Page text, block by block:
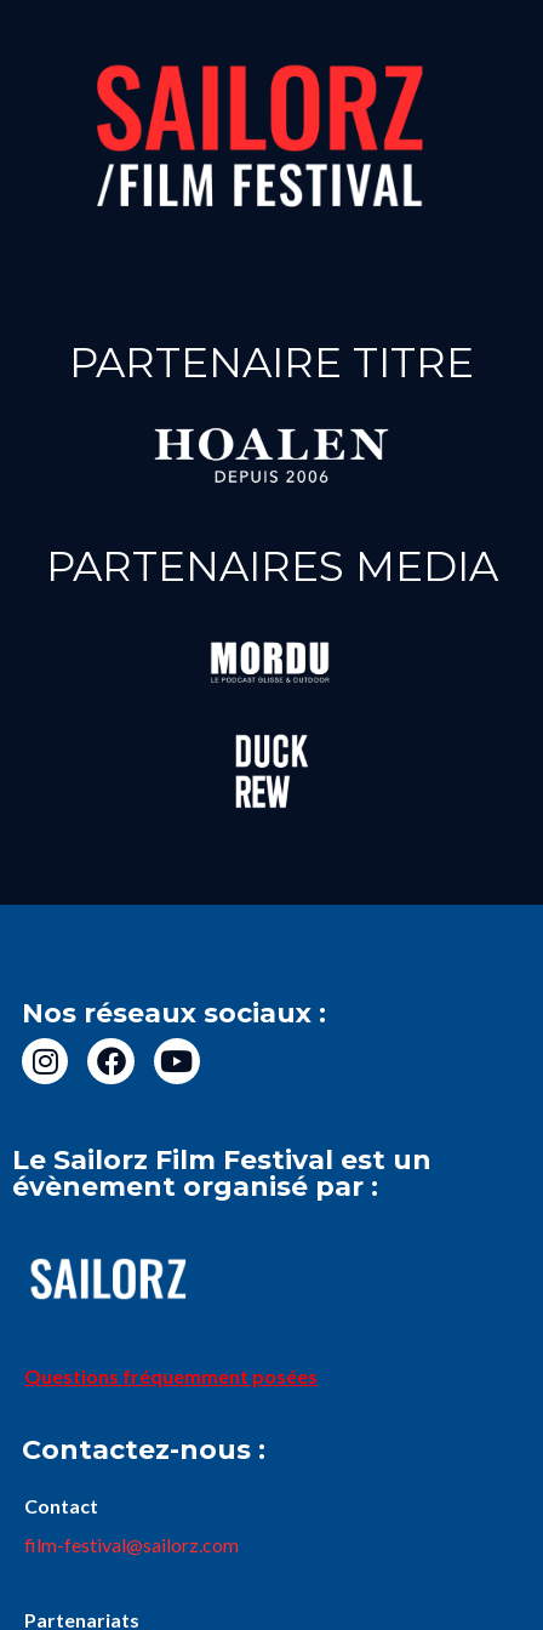
PARTENAIRE TITRE
PARTENAIRES MEDIA
Nos réseaux sociaux :
Le Sailorz Film Festival est un
évènement organisé par :
Questions fréquemment posées
Contactez-nous :
Contact
film-festival@sailorz.com
Partenariats